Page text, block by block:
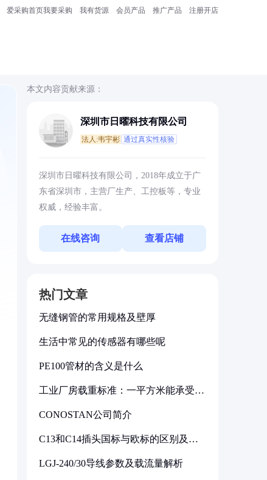
爱采购首页我要采购 我有货源 会员产品 推广产品 注册开店
本文内容贡献来源：
深圳市日曜科技有限公司
法人:韦宇彬 通过真实性核验
深圳市日曜科技有限公司，2018年成立于广
东省深圳市，主营厂生产、工控板等，专业
权威，经验丰富。
在线咨询 查看店铺
热门文章
无缝钢管的常用规格及壁厚
生活中常见的传感器有哪些呢
PE100管材的含义是什么
工业厂房载重标准：一平方米能承受多
CONOSTAN公司简介
C13和C14插头国标与欧标的区别及其
LGJ-240/30导线参数及载流量解析